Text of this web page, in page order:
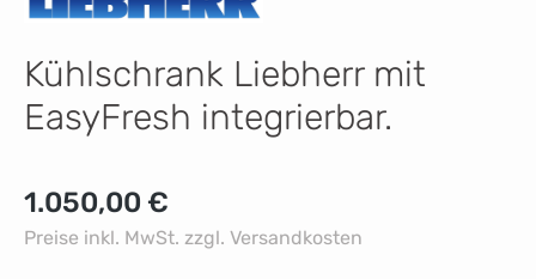
Kühlschrank Liebherr mit
EasyFresh integrierbar.
Regulärer Preis:
1.050,00 €
Preise inkl. MwSt. zzgl. Versandkosten